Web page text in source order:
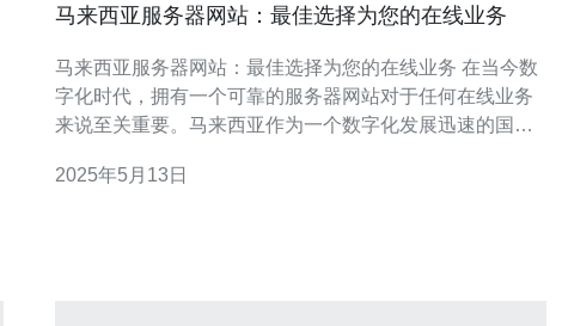
马来西亚服务器网站：最佳选择为您的在线业务
马来西亚服务器网站：最佳选择为您的在线业务 在当今数
字化时代，拥有一个可靠的服务器网站对于任何在线业务
来说至关重要。马来西亚作为一个数字化发展迅速的国
业务提供最佳的选择。 马来西亚作为一个亚洲科技中心，
2025年5月13日